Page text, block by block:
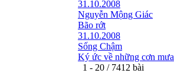
31.10.2008
Nguyễn Mộng Giác
Bão rớt
31.10.2008
Sống Chậm
Ký ức về những cơn mưa
1 - 20 / 7412 bài